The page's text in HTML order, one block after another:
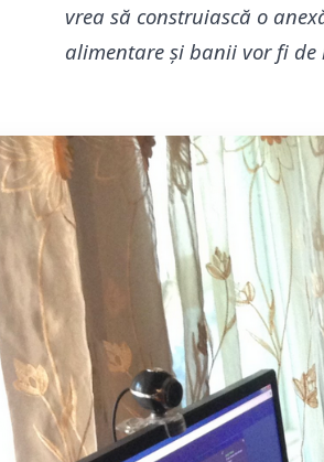
vrea să construiască o
alimentare și banii vor fi